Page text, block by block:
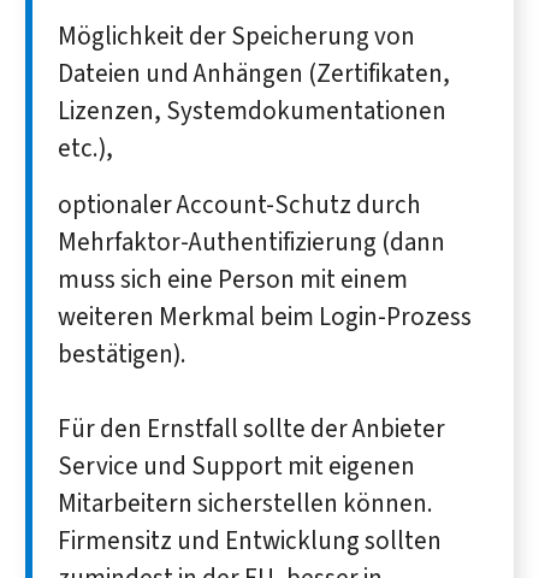
Möglichkeit der Speicherung von
Dateien und Anhängen (Zertifikaten,
Lizenzen, Systemdokumentationen
etc.),
optionaler Account-Schutz durch
Mehrfaktor-Authentifizierung (dann
muss sich eine Person mit einem
weiteren Merkmal beim Login-Prozess
bestätigen).
Für den Ernstfall sollte der Anbieter
Service und Support mit eigenen
Mitarbeitern sicherstellen können.
Firmensitz und Entwicklung sollten